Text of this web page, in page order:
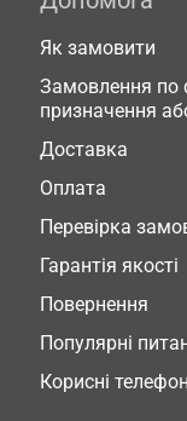
Як замовити
Замовлення по
призначення
Доставка
Оплата
Перевірка
Гарантія якості
Повернення
Популярні
Корисні